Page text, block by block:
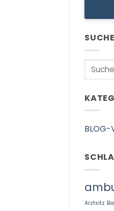
Search
Arztsitz